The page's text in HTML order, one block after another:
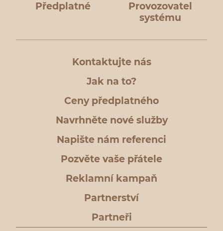
Předplatné
Provozovatel
systému
Kontaktujte nás
Jak na to?
Ceny předplatného
Navrhněte nové služby
Napište nám referenci
Pozvěte vaše přátele
Reklamní kampaň
Partnerství
Partneři